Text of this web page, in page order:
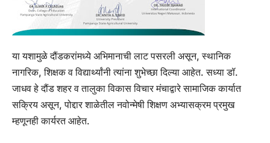
या यशामुळे दौंडकरांमध्ये अभिमानाची लाट पसरली असून, स्थानिक
नागरिक, शिक्षक व विद्यार्थ्यांनी त्यांना शुभेच्छा दिल्या आहेत. सध्या डॉ.
जाधव हे दौंड शहर व तालुका विकास विचार मंचाद्वारे सामाजिक कार्यात
सक्रिय असून, पोद्दार शाळेतील नवोन्मेषी शिक्षण अभ्यासक्रम प्रमुख
म्हणूनही कार्यरत आहेत.